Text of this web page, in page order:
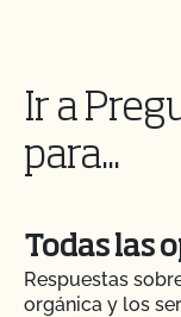
Ir a
para...
Todas las
Respuestas
orgánica y los
¿Pueden
transformación?
¡CCOF
sobre cómo
Orgánico en